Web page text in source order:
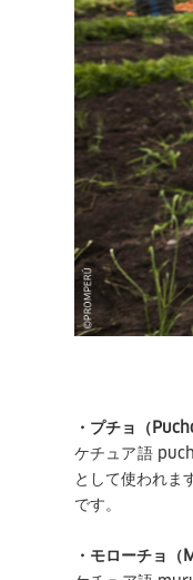
・プチョ（
ケチュア語
として使われま
です。
・モローチョ（